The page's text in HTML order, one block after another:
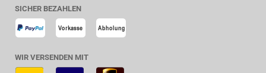
SICHER BEZAHLEN
WIR VERSENDEN MIT